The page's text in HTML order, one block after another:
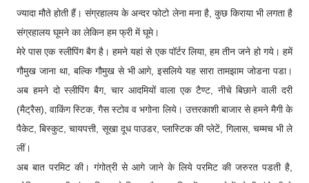
ज्यादा मौते होती हैं। संग्रहालय के अन्दर फोटो लेना मना है, कुछ किराया भी लगता है
संग्रहालय घूमने का लेकिन हम फ्री में घूमे।
मेरे पास एक स्लीपिंग बैग है। हमने यहां से एक पॉर्टर लिया, हम तीन जने हो गये। हमें
गौमुख जाना था, बल्कि गौमुख से भी आगे, इसलिये यह सारा तामझाम जोडना पडा।
अब हमने दो स्लीपिंग बैग, चार आदमियों वाला एक टैण्ट, नीचे बिछाने वाली दरी
(मैट्रैस), वाकिंग स्टिक, गैस स्टोव व भगोना लिये। उत्तरकाशी बाजार से हमने मैगी के
पैकेट, बिस्कुट, चायपत्ती, सूखा दूध पाउडर, प्लास्टिक की प्लेटें, गिलास, चम्मच भी ले
लीं।
अब बात परमिट की। गंगोत्री से आगे जाने के लिये परमिट की जरुरत पडती है,